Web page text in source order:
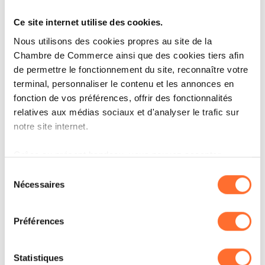
Ce site internet utilise des cookies.
Nous utilisons des cookies propres au site de la
Chambre de Commerce ainsi que des cookies tiers afin
de permettre le fonctionnement du site, reconnaître votre
terminal, personnaliser le contenu et les annonces en
fonction de vos préférences, offrir des fonctionnalités
relatives aux médias sociaux et d'analyser le trafic sur
notre site internet.
Grâce au présent bandeau, vous pouvez accepter,
à l’exception des cookies strictement nécessaires au
fonctionnement du site. Une description des différents
cookies est accessible sous l’onglet « Détails » ci-
dessus.
Il est précisé que la navigation sur le site et certaines
Nécessaires
Préférences
Statistiques
COMMENT ORGANISER UN
ÉVÉNEMENT RESPECTUEUX DE
L’ENVIRONNEMENT ?
LIRE